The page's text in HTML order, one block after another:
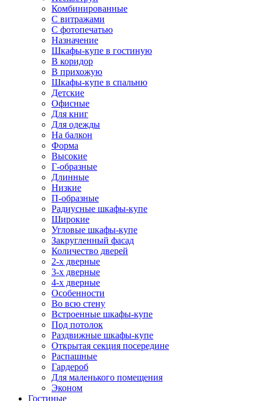
Комбинированные
С витражами
С фотопечатью
Назначение
Шкафы-купе в гостиную
В коридор
В прихожую
Шкафы-купе в спальню
Детские
Офисные
Для книг
Для одежды
На балкон
Форма
Высокие
Г-образные
Длинные
Низкие
П-образные
Радиусные шкафы-купе
Широкие
Угловые шкафы-купе
Закругленный фасад
Количество дверей
2-х дверные
3-х дверные
4-х дверные
Особенности
Во всю стену
Встроенные шкафы-купе
Под потолок
Раздвижные шкафы-купе
Открытая секция посередине
Распашные
Гардероб
Для маленького помещения
Эконом
Гостиные